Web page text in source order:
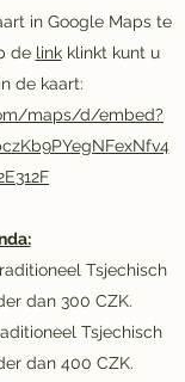
in Google Maps te
de linkklinkt kunt u
de kaart:
maps/d/embed?
Tsjechisch
dan 300 CZK.
Tsjechisch
dan 400 CZK.